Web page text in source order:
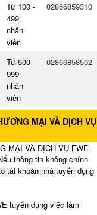
Từ 100 -
499
nhân
viên
02866859310
Từ 500 -
999
nhân
viên
02866858502
MẠI VÀ DỊCH VỤ
MẠI VÀ DỊCH VỤ FWE
thông tin không chính
tài khoản nhà tuyển dụng
tuyển dụng việc làm